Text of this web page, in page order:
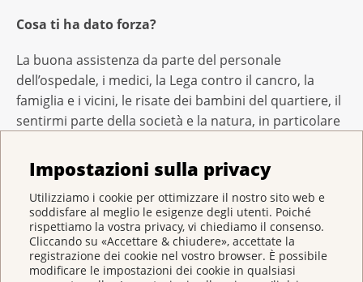
Impostazioni sulla privacy
Utilizziamo i cookie per ottimizzare il nostro sito web e
soddisfare al meglio le esigenze degli utenti. Poiché
rispettiamo la vostra privacy, vi chiediamo il consenso.
Cliccando su «Accettare & chiudere», accettate la
registrazione dei cookie nel vostro browser. È possibile
modificare le impostazioni dei cookie in qualsiasi
Cosa ti ha dato forza?
La buona assistenza da parte del personale
dell’ospedale, i medici, la Lega contro il cancro, la
famiglia e i vicini, le risate dei bambini del quartiere, il
sentirmi parte della società e la natura, in particolare
Come ti ha aiutata la Lega contro il cancro?
Conosco la Lega contro il cancro dai tempi in cui
lavoravo come infermiera. Già allora avevo visto
quanto l’organizzazione facesse per i malati e i loro
familiari, ad esempio fornendo sostegno finanziario.